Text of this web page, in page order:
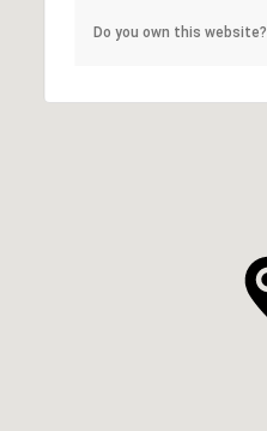
Do you own this website?